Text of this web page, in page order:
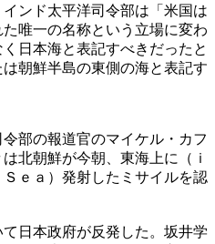
ンド太平洋司令部は「米国は
唯一の名称という立場に変わ
日本海と表記すべきだったと
朝鮮半島の東側の海と表記す
部の報道官のマイケル・カフ
北朝鮮が今朝、東海上に（ｉ
ａ）発射したミサイルを認
日本政府が反発した。坂井学